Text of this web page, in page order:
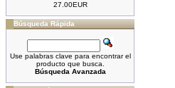
27.00EUR
Búsqueda Rápida
Use palabras clave para encontrar el
producto que busca.
Búsqueda Avanzada